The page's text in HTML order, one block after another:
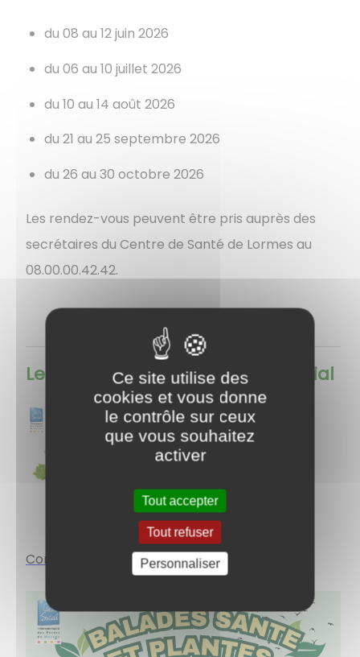
du 08 au 12 juin 2026
du 06 au 10 juillet 2026
du 10 au 14 août 2026
du 21 au 25 septembre 2026
du 26 au 30 octobre 2026
Les rendez-vous peuvent être pris auprès des
secrétaires du Centre de Santé de Lormes au
08.00.00.42.42.
Le jardin partagé du Centre Social
Consulter les prochain rendez-vous ô Jardi
Ce site utilise des
cookies et vous donne
le contrôle sur ceux
que vous souhaitez
activer
Tout accepter
Tout refuser
Personnaliser